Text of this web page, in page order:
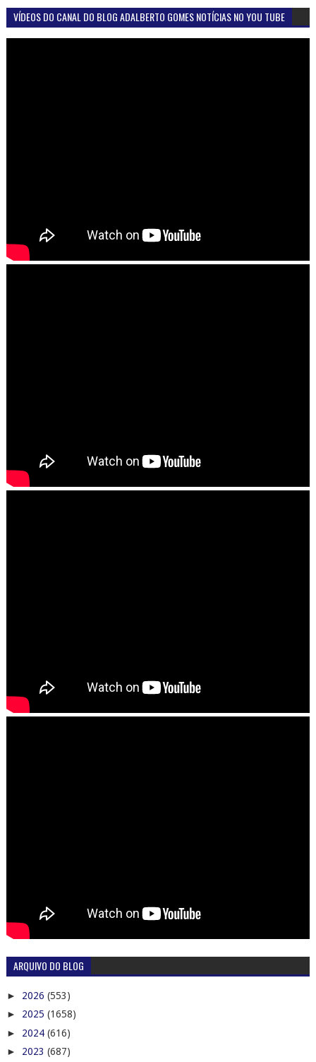
VÍDEOS DO CANAL DO BLOG ADALBERTO GOMES NOTÍCIAS NO YOU TUBE
ARQUIVO DO BLOG
► 2026 (553)
► 2025 (1658)
► 2024 (616)
► 2023 (687)